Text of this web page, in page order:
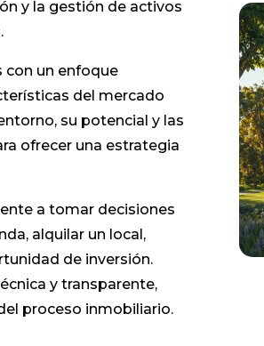
y la gestión de activos
con un enfoque
del mercado
su potencial y las
ofrecer una estrategia
a tomar decisiones
alquilar un local,
de inversión.
y transparente,
proceso inmobiliario.